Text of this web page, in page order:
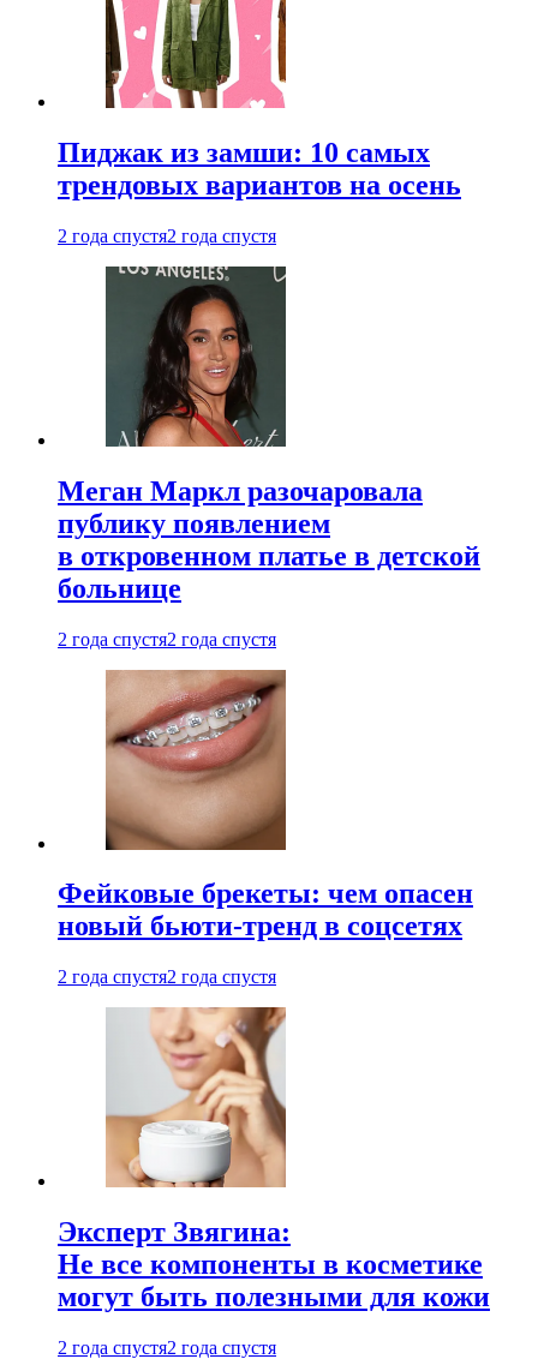
Пиджак из замши: 10 самых
трендовых вариантов на осень
2 года спустя2 года спустя
Меган Маркл разочаровала
публику появлением
в откровенном платье в детской
больнице
2 года спустя2 года спустя
Фейковые брекеты: чем опасен
новый бьюти-тренд в соцсетях
2 года спустя2 года спустя
Эксперт Звягина:
Не все компоненты в косметике
могут быть полезными для кожи
2 года спустя2 года спустя